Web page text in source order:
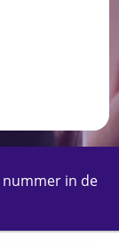
nummer in de